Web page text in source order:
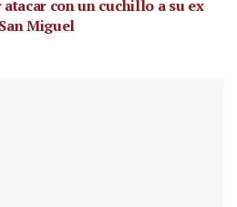
con un cuchillo a su ex
Miguel